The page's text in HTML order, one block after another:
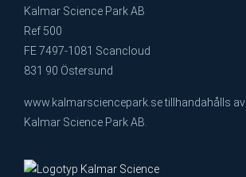
Kalmar Science Park AB
Ref 500
FE 7497-1081 Scancloud
831 90 Östersund
www.kalmarsciencepark.se tillhandahålls av
Kalmar Science Park AB.